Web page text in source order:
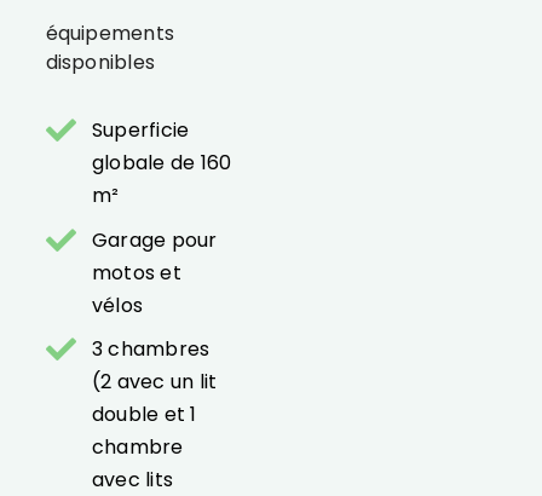
équipements
disponibles
Superficie
globale de 160
m²
Garage pour
motos et
vélos
3 chambres
(2 avec un lit
double et 1
chambre
avec lits